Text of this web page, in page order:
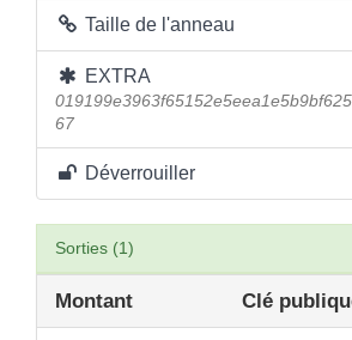
Taille de l'anneau
EXTRA
67
Déverrouiller
Sorties (1)
Montant Clé